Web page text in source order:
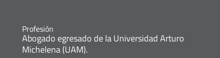
Profesión
Abogado egresado de la Universidad Arturo
Michelena (UAM).